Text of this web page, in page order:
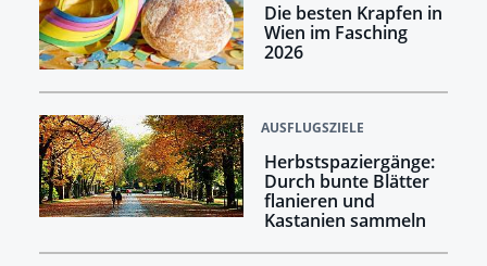
Die besten Krapfen in
Wien im Fasching
2026
AUSFLUGSZIELE
Herbstspaziergänge:
Durch bunte Blätter
flanieren und
Kastanien sammeln